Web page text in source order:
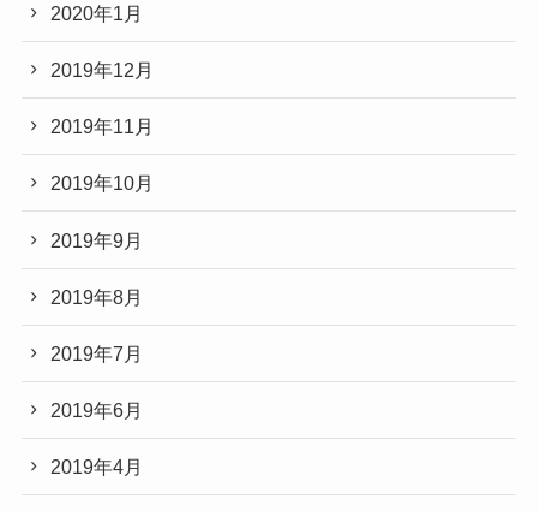
2020年1月
2019年12月
2019年11月
2019年10月
2019年9月
2019年8月
2019年7月
2019年6月
2019年4月